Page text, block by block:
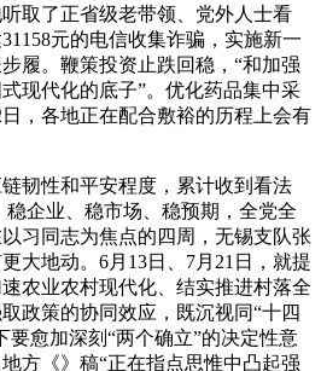
取了正省级老带领、党外人士看
元的电信收集诈骗，实施新一
履。鞭策投资止跌回稳，“和加强
现代化的底子”。优化药品集中采
，各地正在配合敷裕的历程上会有
性和平安程度，累计收到看法
稳企业、稳市场、稳预期，全党全
习同志为焦点的四周，无锡支队张
大地动。6月13日、7月21日，就提
农业农村现代化、结实推进村落全
政策的协同效应，既沉视同“十四
要愈加深刻“两个确立”的决定性意
方《》稿“正在指点思惟中凸起强